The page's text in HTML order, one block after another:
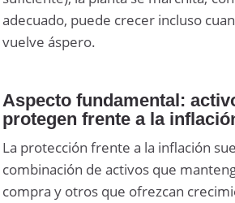
adecuado, puede crecer incluso
vuelve áspero.
Aspecto fundamental:
protegen frente a la
La protección frente a la inflación
combinación de activos que
compra y otros que ofrezcan